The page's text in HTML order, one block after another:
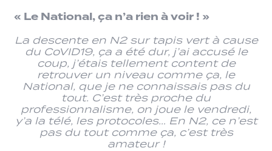
« Le National, ça n’a rien à voir ! »
La descente en N2 sur tapis vert à cause
du CoVID19, ça a été dur, j’ai accusé le
coup, j’étais tellement content de
retrouver un niveau comme ça, le
National, que je ne connaissais pas du
tout. C’est très proche du
professionnalisme, on joue le vendredi,
y’a la télé, les protocoles… En N2, ce n’est
pas du tout comme ça, c’est très
amateur !